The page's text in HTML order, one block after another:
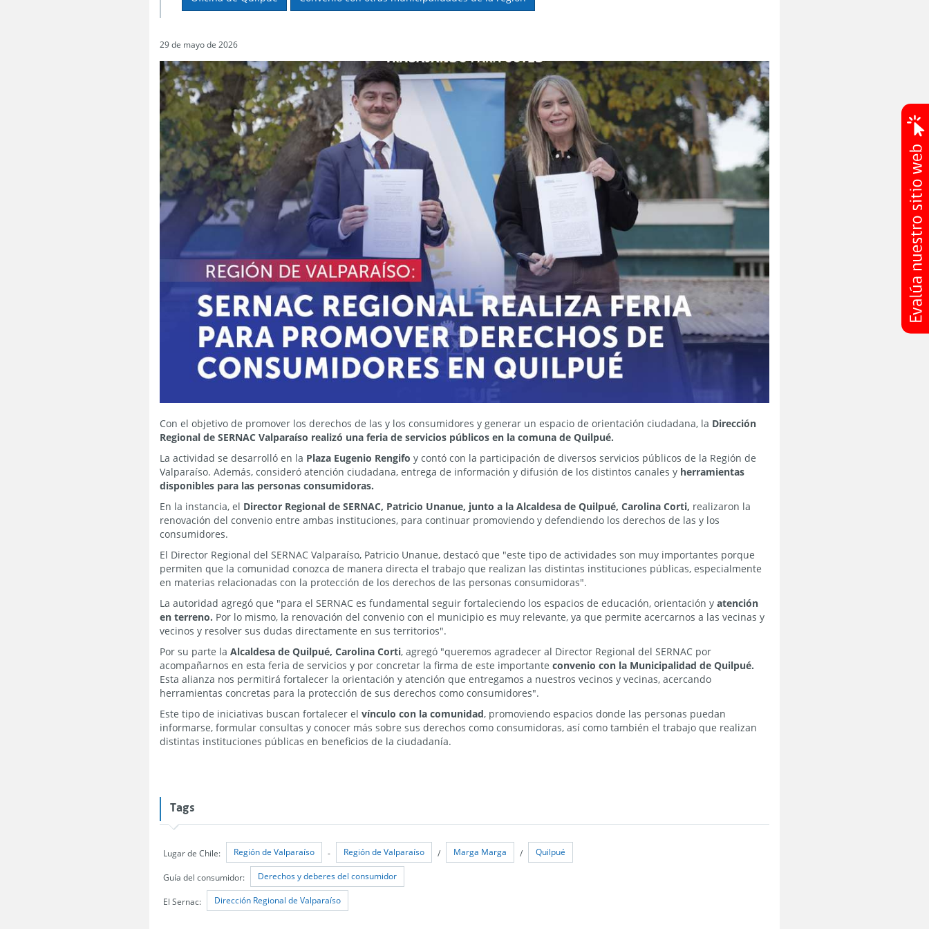
29 de mayo de 2026
Con el objetivo de promover los derechos de las y los consumidores y generar un espacio de orientación ciudadana, la Dirección
Regional de SERNAC Valparaíso realizó una feria de servicios públicos en la comuna de Quilpué.
La actividad se desarrolló en la Plaza Eugenio Rengifo y contó con la participación de diversos servicios públicos de la Región de
Valparaíso. Además, consideró atención ciudadana, entrega de información y difusión de los distintos canales y herramientas
disponibles para las personas consumidoras.
En la instancia, el Director Regional de SERNAC, Patricio Unanue, junto a la Alcaldesa de Quilpué, Carolina Corti, realizaron la
renovación del convenio entre ambas instituciones, para continuar promoviendo y defendiendo los derechos de las y los
consumidores.
El Director Regional del SERNAC Valparaíso, Patricio Unanue, destacó que "este tipo de actividades son muy importantes porque
permiten que la comunidad conozca de manera directa el trabajo que realizan las distintas instituciones públicas, especialmente
en materias relacionadas con la protección de los derechos de las personas consumidoras".
La autoridad agregó que "para el SERNAC es fundamental seguir fortaleciendo los espacios de educación, orientación yatención
en terreno. Por lo mismo, la renovación del convenio con el municipio es muy relevante, ya que permite acercarnos a las vecinas y
vecinos y resolver sus dudas directamente en sus territorios".
Por su parte laAlcaldesa de Quilpué, Carolina Corti, agregó "queremos agradecer al Director Regional del SERNAC por
acompañarnos en esta feria de servicios y por concretar la firma de este importanteconvenio con la Municipalidad de Quilpué.
Esta alianza nos permitirá fortalecer la orientación y atención que entregamos a nuestros vecinos y vecinas, acercando
herramientas concretas para la protección de sus derechos como consumidores".
Este tipo de iniciativas buscan fortalecer elvínculo con la comunidad, promoviendo espacios donde las personas puedan
informarse, formular consultas y conocer más sobre sus derechos como consumidoras, así como también el trabajo que realizan
distintas instituciones públicas en beneficios de la ciudadanía.
Tags
Lugar de Chile: Región de Valparaíso - Región de Valparaíso / Marga Marga / Quilpué
Guía del consumidor: Derechos y deberes del consumidor
El Sernac: Dirección Regional de Valparaíso